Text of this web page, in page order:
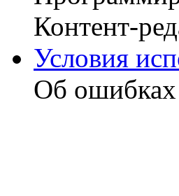
Контент-
Условия
Об